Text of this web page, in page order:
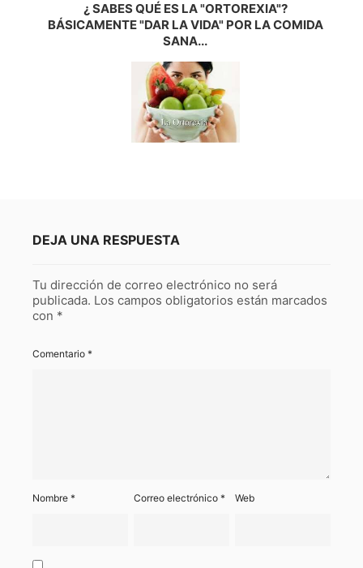
¿ SABES QUÉ ES LA "ORTOREXIA"?
BÁSICAMENTE "DAR LA VIDA" POR LA COMIDA
SANA...
DEJA UNA RESPUESTA
Tu dirección de correo electrónico no será
publicada. Los campos obligatorios están marcados
con *
Comentario *
Nombre * Correo electrónico* Web